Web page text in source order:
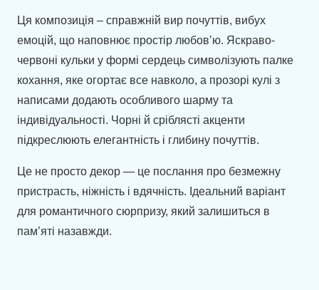
Ця композиція – справжній вир почуттів, вибух
емоцій, що наповнює простір любов’ю. Яскраво-
червоні кульки у формі сердець символізують палке
кохання, яке огортає все навколо, а прозорі кулі з
написами додають особливого шарму та
індивідуальності. Чорні й сріблясті акценти
підкреслюють елегантність і глибину почуттів.
Це не просто декор — це послання про безмежну
пристрасть, ніжність і вдячність. Ідеальний варіант
для романтичного сюрпризу, який залишиться в
пам’яті назавжди.